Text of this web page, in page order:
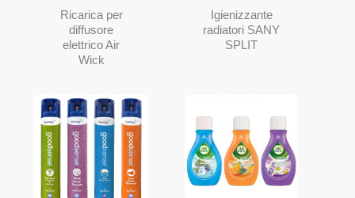
Ricarica per
diffusore
elettrico Air
Wick
Igienizzante
radiatori SANY
SPLIT